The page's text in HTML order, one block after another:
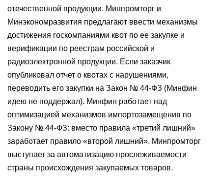
отечественной продукции. Минпромторг и
Минэкономразвития предлагают ввести механизмы
достижения госкомпаниями квот по ее закупке и
верификации по реестрам российской и
радиоэлектронной продукции. Если заказчик
опубликовал отчет о квотах с нарушениями,
переводить его закупки на Закон № 44-ФЗ (Минфин
идею не поддержал). Минфин работает над
оптимизацией механизмов импортозамещения по
Закону № 44-ФЗ: вместо правила «третий лишний»
заработает правило «второй лишний». Минпромторг
выступает за автоматизацию прослеживаемости
страны происхождения закупаемых товаров.